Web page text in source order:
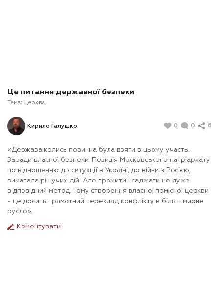
Це питання державної безпеки
Тема: Церква
Кирило Галушко 0 0 6
«Держава колись повинна була взяти в цьому участь.
Заради власної безпеки. Позиція Московського патріархату
по відношенню до ситуації в Україні, до війни з Росією,
вимагала рішучих дій. Але громити і саджати не дуже
відповідний метод. Тому створення власної помісної церкви
- це досить грамотний переклад конфлікту в більш мирне
русло».
Коментувати